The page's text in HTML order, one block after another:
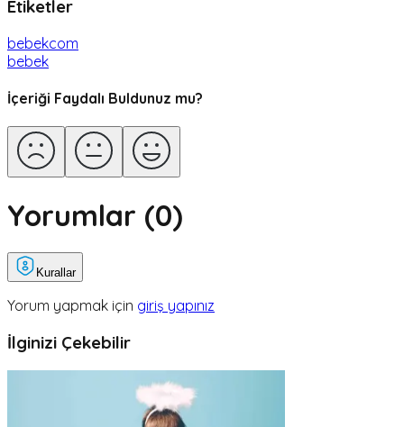
Etiketler
bebekcom
bebek
İçeriği Faydalı Buldunuz mu?
Yorumlar (0)
Kurallar
Yorum yapmak için giriş yapınız
İlginizi Çekebilir